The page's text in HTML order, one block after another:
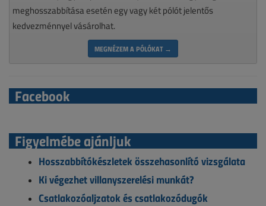
meghosszabbítása esetén egy vagy két pólót jelentős
kedvezménnyel vásárolhat.
MEGNÉZEM A PÓLÓKAT →
Facebook
Figyelmébe ajánljuk
Hosszabbítókészletek összehasonlító vizsgálata
Ki végezhet villanyszerelési munkát?
Csatlakozóaljzatok és csatlakozódugók